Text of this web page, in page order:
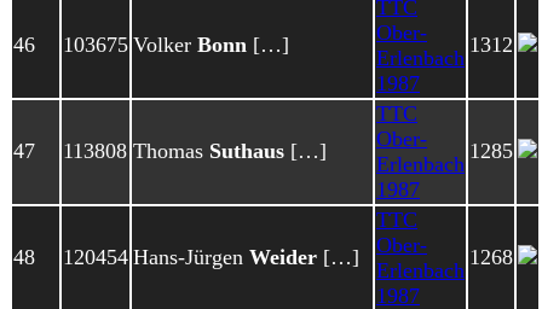
46 103675 Volker Bonn […]
TTC
Ober-
Erlenbach
1987
1312
47 113808 Thomas Suthaus […]
TTC
Ober-
Erlenbach
1987
1285
48 120454 Hans-Jürgen Weider […]
TTC
Ober-
Erlenbach
1987
1268